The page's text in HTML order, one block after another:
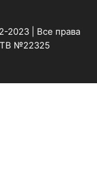
2023 | Все права
№22325